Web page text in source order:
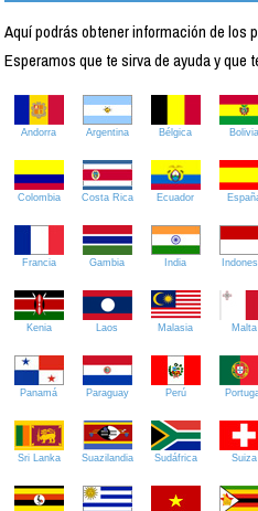
Aquí podrás obtener información de los
Esperamos que te sirva de ayuda y que
Andorra Argentina Bélgica Bolivia
Colombia Costa Rica Ecuador
Francia Gambia India
Kenia Laos Malasia Malta
Panamá Paraguay Perú
Sri Lanka Suazilandia Sudáfrica Suiza